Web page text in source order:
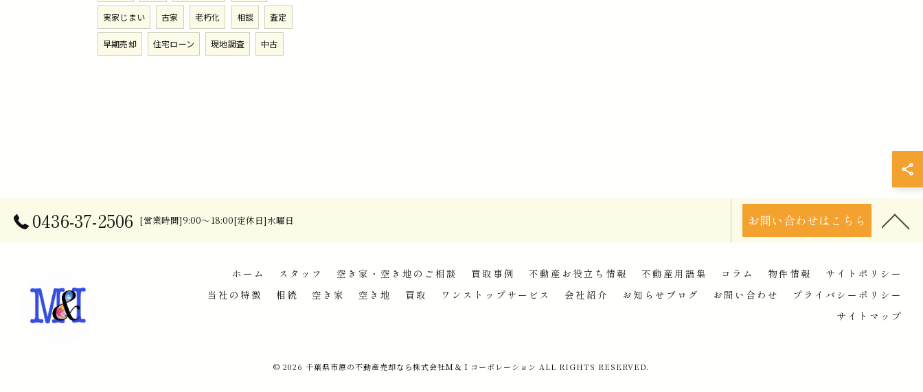
実家じまい 古家 老朽化 相談 査定
早期売却 住宅ローン 現地調査 中古
0436-37-2506 [営業時間]9:00～18:00[定休日]水曜日 お問い合わせはこちら
ホーム スタッフ 空き家・空き地のご相談 買取事例 不動産お役立ち情報 不動産用語集 コラム 物件情報
サイトポリシー
当社の特徴
相続 空き家 空き地 買取 ワンストップサービス 会社紹介 お知らせブログ お問い合わせ
プライバシーポリシー
サイトマップ
© 2026 千葉県市原の不動産売却なら株式会社Ｍ＆Ｉコーポレーション ALL RIGHTS RESERVED.